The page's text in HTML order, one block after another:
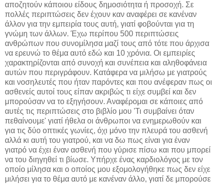
αποζητούν κάποιου είδους δημοσιότητα ή προσοχή. Σε
πολλές περιπτώσεις δεν έχουν καν αναφέρει σε κανέναν
άλλον για την εμπειρία τους αυτή, γιατί φοβούνται για τη
γνώμη των άλλων. Έχω περίπου 500 περιπτώσεις
ανθρώπων που συνομίλησα μαζί τους από τότε που άρχισα
να ερευνώ το θέμα αυτό εδώ και 10 χρόνια. Οι εμπειρίες
χαρακτηρίζονται από συνοχή και συνέπεια και αληθοφάνεια
αυτών που περιγράφουν. Κατάφερα να μιλήσω με γιατρούς
και νοσηλευτές που ήταν παρόντες και που ανέφεραν πως οι
ασθενείς αυτοί τους είπαν ακριβώς τι είχε συμβεί και δεν
μπορούσαν να το εξηγήσουν. Αναφέρομαι σε κάποιες από
αυτές τις περιπτώσεις στο βιβλίο μου 'Τι συμβαίνει όταν
πεθαίνουμε' γιατί ήθελα οι άνθρωποι να ενημερωθούν και
για τις δύο οπτικές γωνίες, όχι μόνο την πλευρά του ασθενή
αλλά κι αυτή του γιατρού, και να δω πως είναι για έναν
γιατρό να έχει έναν ασθενή που γύρισε πίσω και που μπορεί
να του διηγηθεί τι βίωσε. Υπήρχε ένας καρδιολόγος με τον
οποίο μίλησα και ο οποίος μου εξομολογήθηκε πως δεν είχε
μιλήσει για το θέμα αυτό με κανέναν άλλο, γιατί δε μπορούσε